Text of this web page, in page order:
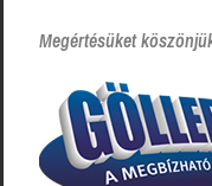
Megértésüket